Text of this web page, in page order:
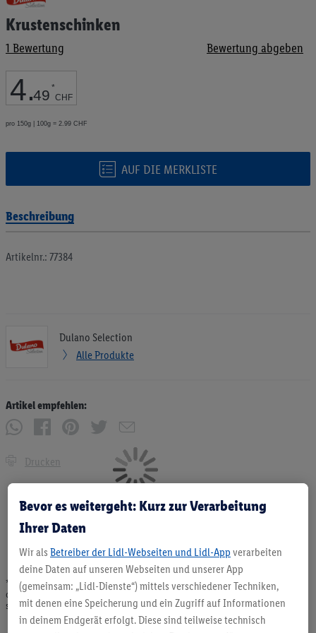
Krustenschinken
1 Bewertung Bewertung abgeben
4.49 *
CHF
pro 150g | 100g = 2.99 CHF
AUF DIE MERKLISTE
Anfang
der
springen
Beschreibung
Artikelnr.: 77384
Dulano Selection
Alle Produkte
Artikel empfehlen:
Drucken
* Angebote solange Vorrat. Abgabe nur in haushaltsüblichen Mengen. Verkauf
ohne Dekoration. Die hier beworbenen Produkte, vor allem NonFood-Produkte,
sind nicht alle dauerhaft im Sortiment. Abbildungen ähnlich.
Bevor es weitergeht: Kurz zur Verarbeitung
Ihrer Daten
Wir als Betreiber der Lidl-Webseiten und Lidl-App verarbeiten
deine Daten auf unseren Webseiten und unserer App
(gemeinsam: „Lidl-Dienste“) mittels verschiedener Techniken,
mit denen eine Speicherung und ein Zugriff auf Informationen
in deinem Endgerät erfolgt. Diese sind teilweise technisch